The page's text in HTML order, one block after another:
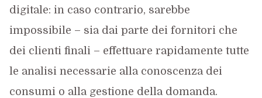
digitale: in caso contrario, sarebbe
impossibile – sia dai parte dei fornitori che
dei clienti finali – effettuare rapidamente tutte
le analisi necessarie alla conoscenza dei
consumi o alla gestione della domanda.